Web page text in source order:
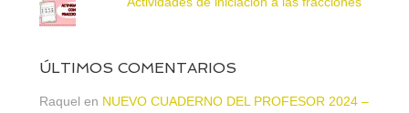
ÚLTIMOS COMENTARIOS
Raquel en NUEVO CUADERNO DEL PROFESOR 2024 –